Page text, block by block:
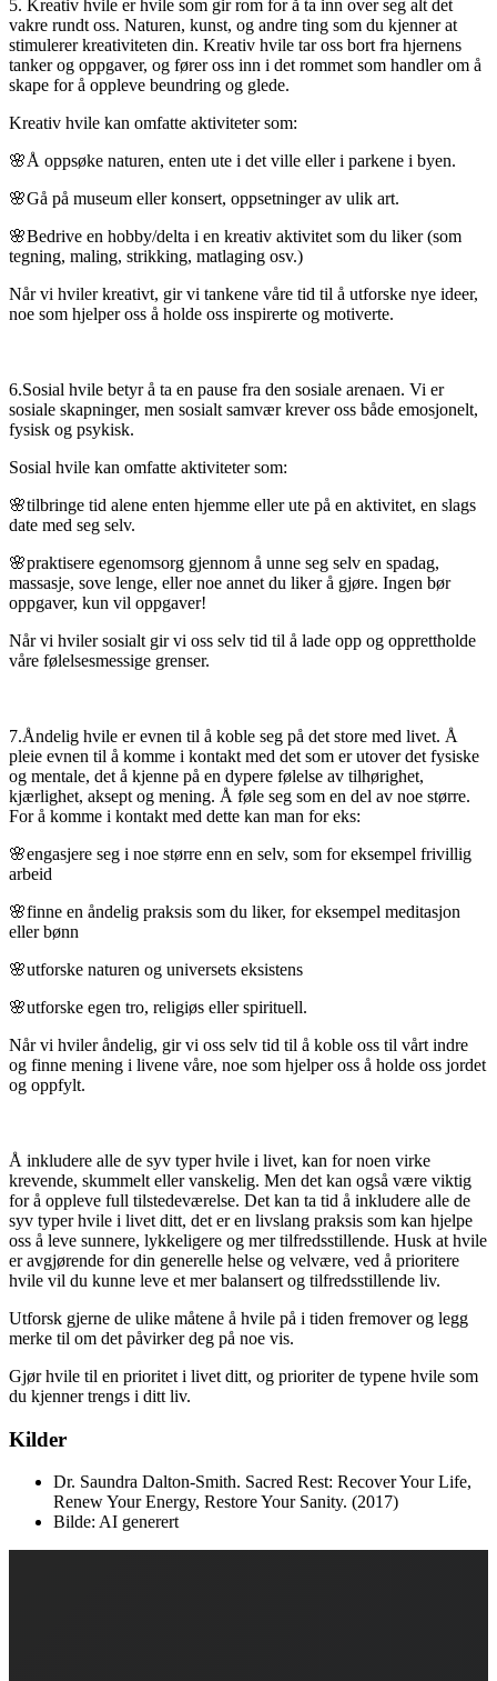
5. Kreativ hvile er hvile som gir rom for å ta inn over seg alt det
vakre rundt oss. Naturen, kunst, og andre ting som du kjenner at
stimulerer kreativiteten din. Kreativ hvile tar oss bort fra hjernens
tanker og oppgaver, og fører oss inn i det rommet som handler om å
skape for å oppleve beundring og glede.
Kreativ hvile kan omfatte aktiviteter som:
🌸Å oppsøke naturen, enten ute i det ville eller i parkene i byen.
🌸Gå på museum eller konsert, oppsetninger av ulik art.
🌸Bedrive en hobby/delta i en kreativ aktivitet som du liker (som
tegning, maling, strikking, matlaging osv.)
Når vi hviler kreativt, gir vi tankene våre tid til å utforske nye ideer,
noe som hjelper oss å holde oss inspirerte og motiverte.
6.Sosial hvile betyr å ta en pause fra den sosiale arenaen. Vi er
sosiale skapninger, men sosialt samvær krever oss både emosjonelt,
fysisk og psykisk.
Sosial hvile kan omfatte aktiviteter som:
🌸tilbringe tid alene enten hjemme eller ute på en aktivitet, en slags
date med seg selv.
🌸praktisere egenomsorg gjennom å unne seg selv en spadag,
massasje, sove lenge, eller noe annet du liker å gjøre. Ingen bør
oppgaver, kun vil oppgaver!
Når vi hviler sosialt gir vi oss selv tid til å lade opp og opprettholde
våre følelsesmessige grenser.
7.Åndelig hvile er evnen til å koble seg på det store med livet. Å
pleie evnen til å komme i kontakt med det som er utover det fysiske
og mentale, det å kjenne på en dypere følelse av tilhørighet,
kjærlighet, aksept og mening. Å føle seg som en del av noe større.
For å komme i kontakt med dette kan man for eks:
🌸engasjere seg i noe større enn en selv, som for eksempel frivillig
arbeid
🌸finne en åndelig praksis som du liker, for eksempel meditasjon
eller bønn
🌸utforske naturen og universets eksistens
🌸utforske egen tro, religiøs eller spirituell.
Når vi hviler åndelig, gir vi oss selv tid til å koble oss til vårt indre
og finne mening i livene våre, noe som hjelper oss å holde oss jordet
og oppfylt.
Å inkludere alle de syv typer hvile i livet, kan for noen virke
krevende, skummelt eller vanskelig. Men det kan også være viktig
for å oppleve full tilstedeværelse. Det kan ta tid å inkludere alle de
syv typer hvile i livet ditt, det er en livslang praksis som kan hjelpe
oss å leve sunnere, lykkeligere og mer tilfredsstillende. Husk at hvile
er avgjørende for din generelle helse og velvære, ved å prioritere
hvile vil du kunne leve et mer balansert og tilfredsstillende liv.
Utforsk gjerne de ulike måtene å hvile på i tiden fremover og legg
merke til om det påvirker deg på noe vis.
Gjør hvile til en prioritet i livet ditt, og prioriter de typene hvile som
du kjenner trengs i ditt liv.
Kilder
Dr. Saundra Dalton-Smith. Sacred Rest: Recover Your Life,
Renew Your Energy, Restore Your Sanity. (2017)
Bilde: AI generert